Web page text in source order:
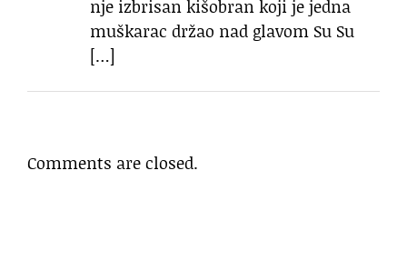
nje izbrisan kišobran koji je jedna
muškarac držao nad glavom Su Su
[…]
Comments are closed.